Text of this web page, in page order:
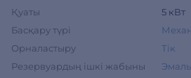
Қуаты
5 кВт
Басқару түрі
Орналастыру
Тік
Резервуардың ішкі жабыны
Эмаль